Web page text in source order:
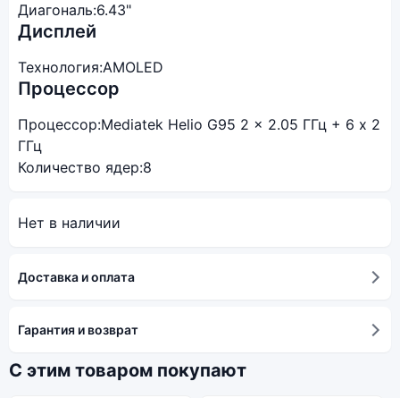
Диагональ:6.43"
Дисплей
Технология:AMOLED
Процессор
Процессор:Mediatek Helio G95 2 x 2.05 ГГц + 6 x 2
ГГц
Количество ядер:8
Нет в наличии
Доставка и оплата
Гарантия и возврат
С этим товаром покупают